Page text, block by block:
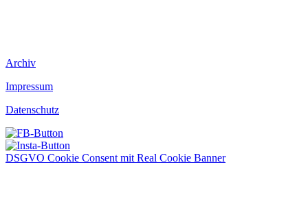
Archiv
Impressum
Datenschutz
DSGVO Cookie Consent mit Real Cookie Banner